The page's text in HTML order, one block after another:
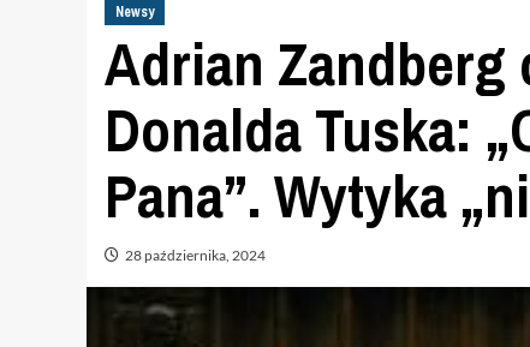
Newsy
Adrian
Donalda Tuska:
Pana”. Wytyka
28 października, 2024